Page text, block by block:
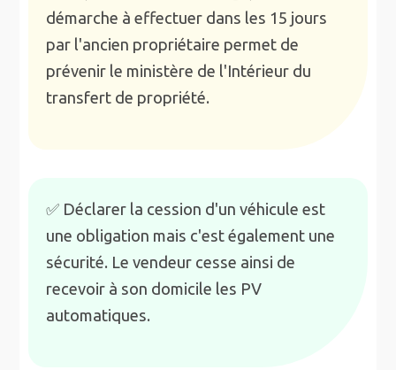
démarche à effectuer dans les 15 jours
par l'ancien propriétaire permet de
prévenir le ministère de l'Intérieur du
transfert de propriété.
✅ Déclarer la cession d'un véhicule est
une obligation mais c'est également une
sécurité. Le vendeur cesse ainsi de
recevoir à son domicile les PV
automatiques.